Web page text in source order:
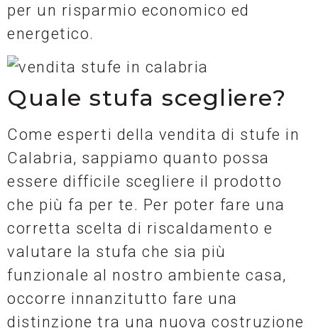
per un risparmio economico ed
energetico.
Quale stufa scegliere?
Come esperti della vendita di stufe in
Calabria, sappiamo quanto possa
essere difficile scegliere il prodotto
che più fa per te. Per poter fare una
corretta scelta di riscaldamento e
valutare la stufa che sia più
funzionale al nostro ambiente casa,
occorre innanzitutto fare una
distinzione tra una nuova costruzione